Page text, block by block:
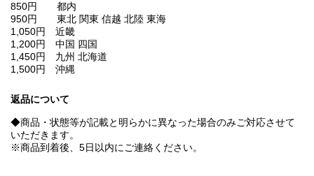
850円 都内
950円 東北 関東 信越 北陸 東海
1,050円 近畿
1,200円 中国 四国
1,450円 九州 北海道
1,500円 沖縄
返品について
◆商品・状態等が記載と明らかに異なった場合のみご対応させて
いただきます。
※商品到着後、5日以内にご連絡ください。